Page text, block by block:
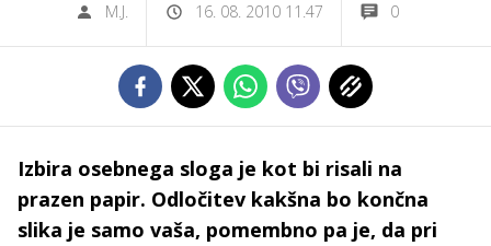
M.J. 16. 08. 2010 11.47 0
Izbira osebnega sloga je kot bi risali na
prazen papir. Odločitev kakšna bo končna
slika je samo vaša, pomembno pa je, da pri